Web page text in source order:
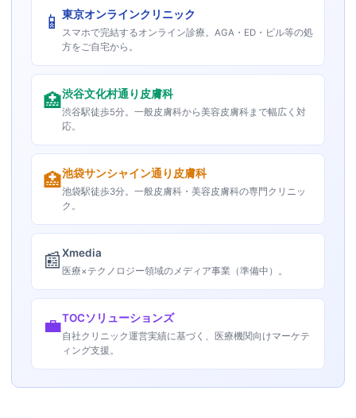
📱 東京オンラインクリニック
スマホで完結するオンライン診療。AGA・ED・ピル等の処
方をご自宅から。
🏥渋谷文化村通り皮膚科
渋谷駅徒歩5分。一般皮膚科から美容皮膚科まで幅広く対
応。
🏥池袋サンシャイン通り皮膚科
池袋駅徒歩3分。一般皮膚科・美容皮膚科の専門クリニッ
ク。
📰Xmedia
医療×テクノロジー領域のメディア事業（準備中）。
💼TOCソリューションズ
自社クリニック運営実績に基づく、医療機関向けマーケテ
ィング支援。